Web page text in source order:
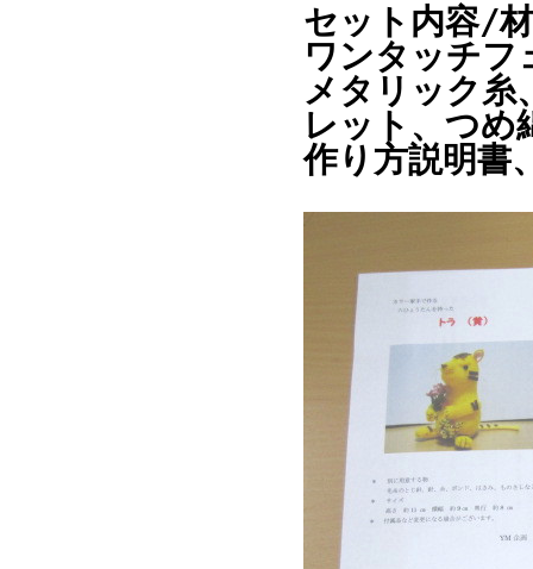
セット内容/
ワンタッチフ
メタリック糸
レット、つめ
作り方説明書